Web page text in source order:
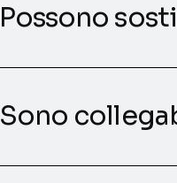
Possono
Sono